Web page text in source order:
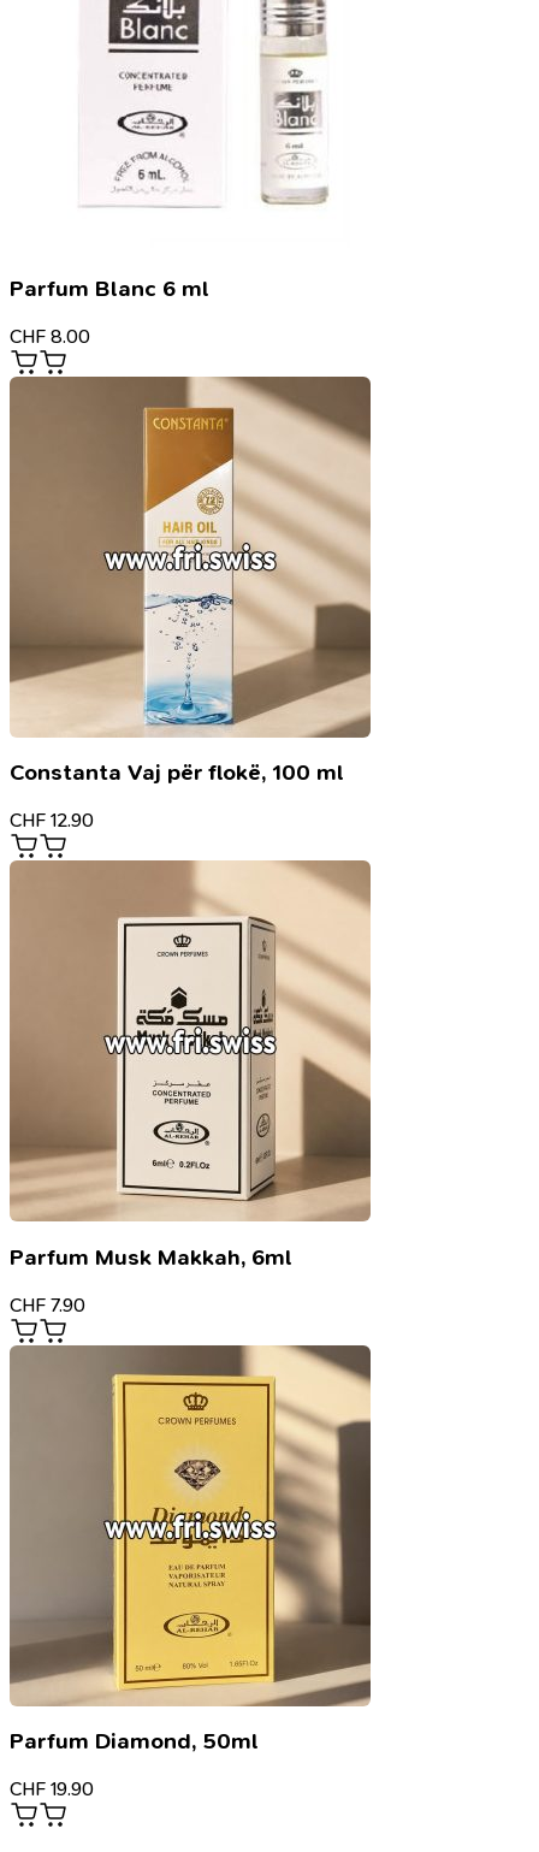
Parfum Blanc 6 ml
CHF 8.00
Constanta Vaj për flokë, 100 ml
CHF 12.90
Parfum Musk Makkah, 6ml
CHF 7.90
Parfum Diamond, 50ml
CHF 19.90